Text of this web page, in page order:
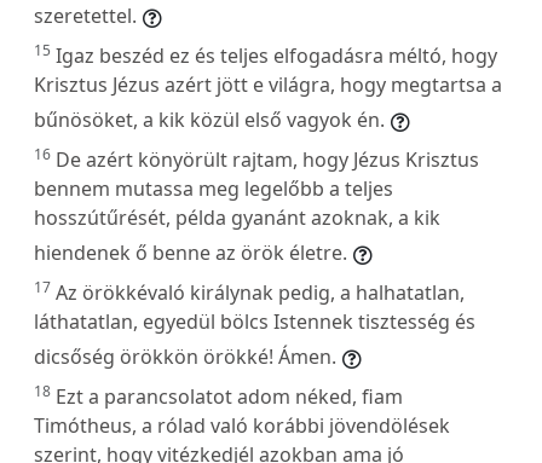
szeretettel.
15 Igaz beszéd ez és teljes elfogadásra méltó, hogy
Krisztus Jézus azért jött e világra, hogy megtartsa a
bűnösöket, a kik közül első vagyok én.
16 De azért könyörült rajtam, hogy Jézus Krisztus
bennem mutassa meg legelőbb a teljes
hosszútűrését, példa gyanánt azoknak, a kik
hiendenek ő benne az örök életre.
17 Az örökkévaló királynak pedig, a halhatatlan,
láthatatlan, egyedül bölcs Istennek tisztesség és
dicsőség örökkön örökké! Ámen.
18 Ezt a parancsolatot adom néked, fiam
Timótheus, a rólad való korábbi jövendölések
szerint, hogy vitézkedjél azokban ama jó